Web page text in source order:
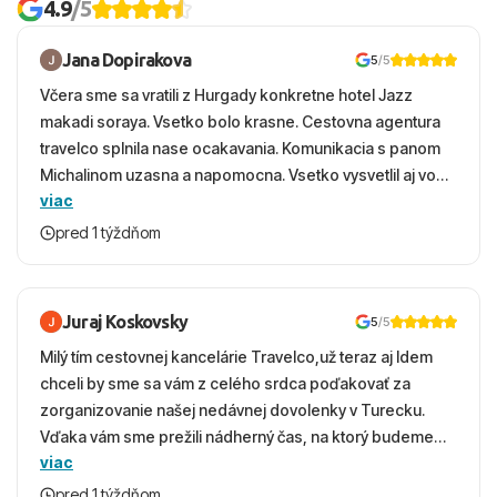
4.9/5
Jana Dopirakova 5/5
Včera sme sa vratili z Hurgady konkretne hotel Jazz
makadi soraya. Vsetko bolo krasne. Cestovna agentura
travelco splnila nase ocakavania. Komunikacia s panom
Michalinom uzasna a napomocna. Vsetko vysvetlil aj vo
vecernych hodinach zaco sa ospravedlnujem. Hotel
krasny, cisty. Sluzby top. Strava, prostredie, more,
viac
pred 1 týždňom
Juraj Koskovsky 5/5
Milý tím cestovnej kancelárie Travelco,už teraz aj Idem
chceli by sme sa vám z celého srdca poďakovať za
zorganizovanie našej nedávnej dovolenky v Turecku.
Vďaka vám sme prežili nádherný čas, na ktorý budeme
ešte dlho s úsmevom spomínať. ​Všetko prebehlo
absolútne hladko – od prvotného výberu zájazdu, cez
viac